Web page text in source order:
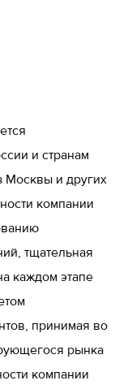
и странам
Москвы и других
компании
тщательная
каждом этапе
принимая во
рынка
компании